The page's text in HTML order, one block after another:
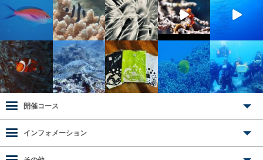
開催コース
インフォメーション